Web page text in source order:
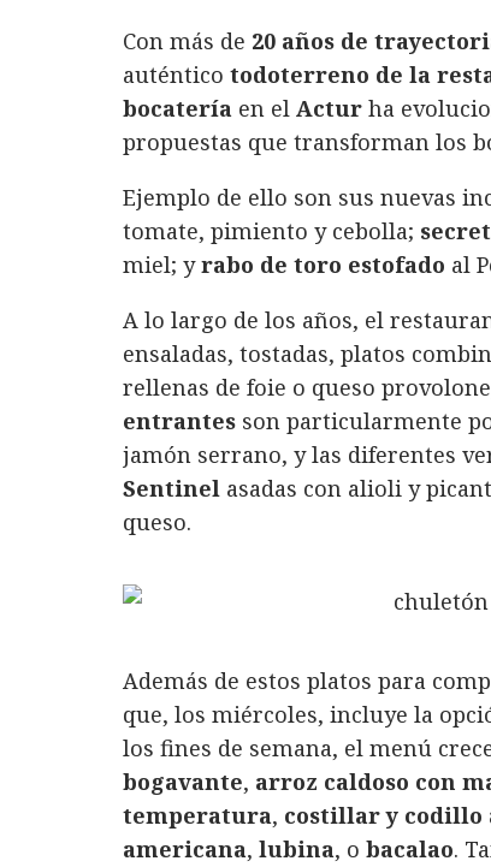
c
e
b
o
o
k
it
te
r
n
k
e
I
n
at
s
A
p
ai
l
m
p
a
ir
Con más de 20 años de
auténtico todoterreno de la
bocatería en el Actur ha
propuestas que transforman los
Ejemplo de ello son sus nuevas
tomate, pimiento y cebolla;
miel; yrabo de toro estofado al
A lo largo de los años, el
ensaladas, tostadas, platos
rellenas de foie o queso
entrantes son particularmente
jamón serrano, y las diferentes
Sentinel asadas con alioli y
queso.
Además de estos platos para
que, los miércoles, incluye la
los fines de semana, el menú
bogavante, arroz caldoso con
temperatura, costillar y codillo
americana, lubina, o bacalao.